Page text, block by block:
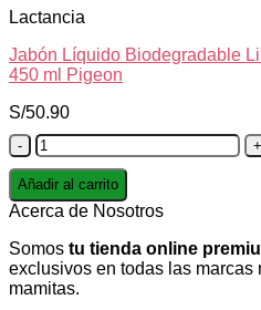
Lactancia
Jabón Líquido Biodegradable
450 ml Pigeon
S/50.90
Jabón
Líquido
Biodegradable
Limpia
Biberones
y
Chupones
450
Añadir al carrito
Acerca de Nosotros
Somos tu tienda online
exclusivos en todas las
mamitas.